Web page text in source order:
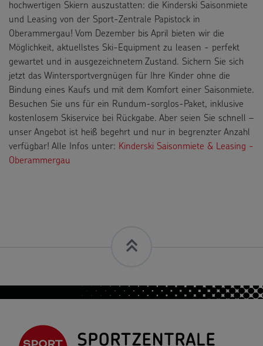
hochwertigen Skiern auszustatten: die Kinderski Saisonmiete
und Leasing von der Sport-Zentrale Papistock in
Oberammergau! Vom Dezember bis April bieten wir die
Möglichkeit, aktuellstes Ski-Equipment zu leasen - perfekt
gewartet und in ausgezeichnetem Zustand. Sichern Sie sich
jetzt das Wintersportvergnügen für Ihre Kinder ohne die
Bindung eines Kaufs und mit dem Komfort einer Saisonmiete.
Besuchen Sie uns für ein Rundum-sorglos-Paket, inklusive
kostenlosem Skiservice bei Rückgabe. Aber seien Sie schnell –
unser Angebot ist heiß begehrt und nur in begrenzter Anzahl
verfügbar! Alle Infos unter: Kinderski Saisonmiete & Leasing -
Oberammergau